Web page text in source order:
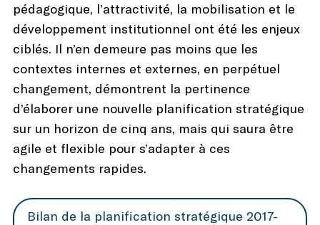
pédagogique, l’attractivité, la mobilisation et le
développement institutionnel ont été les enjeux
ciblés. Il n’en demeure pas moins que les
contextes internes et externes, en perpétuel
changement, démontrent la pertinence
d’élaborer une nouvelle planification stratégique
sur un horizon de cinq ans, mais qui saura être
agile et flexible pour s’adapter à ces
changements rapides.
Bilan de la planification stratégique 2017-